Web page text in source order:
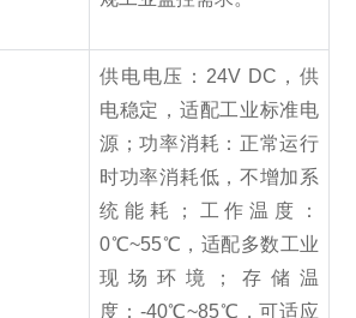
供电电压：24V DC，供
电稳定，适配工业标准电
源；功率消耗：正常运行
时功率消耗低，不增加系
统能耗；工作温度：
0℃~55℃，适配多数工业
现场环境；存储温
度：-40℃~85℃，可适应